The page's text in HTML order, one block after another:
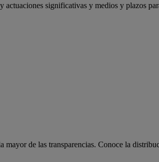
significativas y medios y plazos
de las transparencias. Conoce la